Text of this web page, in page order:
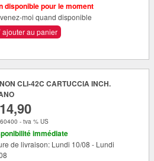
disponible pour le moment
moi quand disponible
ajouter au panier
CLI-42C CARTUCCIA INCH.
- tva % US
immédiate
de livraison: Lundi 10/08 - Lundi